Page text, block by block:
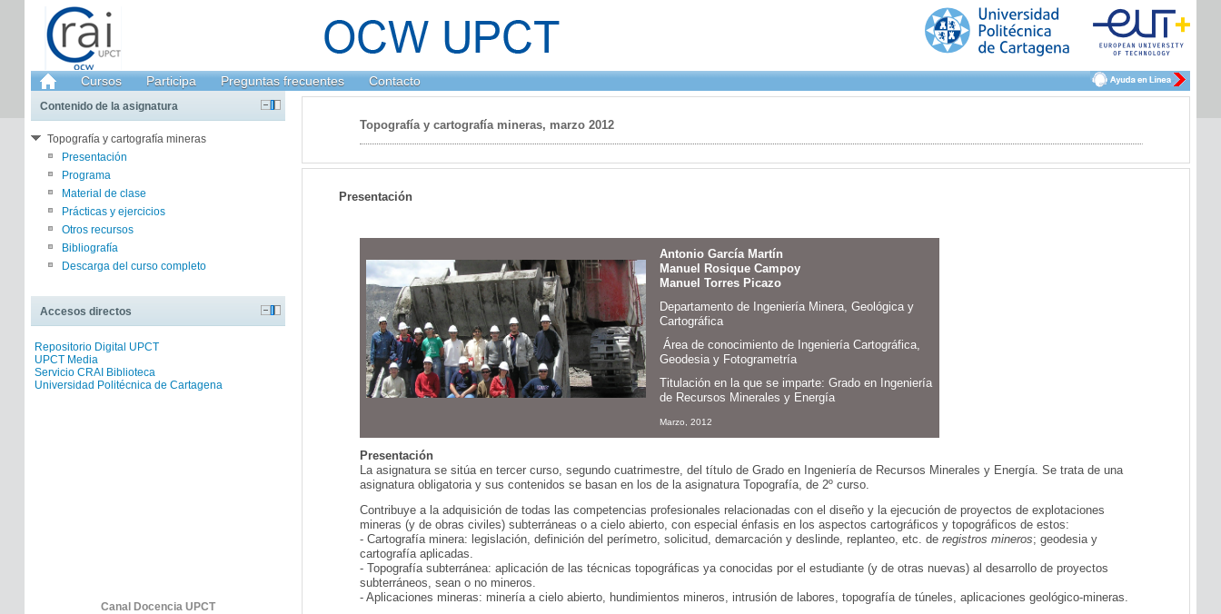
Cursos Participa Preguntas frecuentes Contacto
Topografía y cartografía mineras, marzo 2012
Presentación
Antonio García Martín
Manuel Rosique Campoy
Manuel Torres Picazo
Departamento de Ingeniería Minera, Geológica y
Cartográfica
Área de conocimiento de Ingeniería Cartográfica,
Geodesia y Fotogrametría
Titulación en la que se imparte: Grado en Ingeniería
de Recursos Minerales y Energía
Marzo, 2012
Presentación
La asignatura se sitúa en tercer curso, segundo cuatrimestre, del título de Grado en Ingeniería de Recursos Minerales y Energía. Se trata de una
asignatura obligatoria y sus contenidos se basan en los de la asignatura Topografía, de 2º curso.
Contribuye a la adquisición de todas las competencias profesionales relacionadas con el diseño y la ejecución de proyectos de explotaciones
mineras (y de obras civiles) subterráneas o a cielo abierto, con especial énfasis en los aspectos cartográficos y topográficos de estos:
- Cartografía minera: legislación, definición del perímetro, solicitud, demarcación y deslinde, replanteo, etc. de registros mineros; geodesia y
cartografía aplicadas.
- Topografía subterránea: aplicación de las técnicas topográficas ya conocidas por el estudiante (y de otras nuevas) al desarrollo de proyectos
subterráneos, sean o no mineros.
- Aplicaciones mineras: minería a cielo abierto, hundimientos mineros, intrusión de labores, topografía de túneles, aplicaciones geológico-mineras.
Contenido de la asignatura
Topografía y cartografía mineras
Presentación
Programa
Material de clase
Prácticas y ejercicios
Otros recursos
Bibliografía
Descarga del curso completo
Accesos directos
Repositorio Digital UPCT
UPCT Media
Servicio CRAI Biblioteca
Universidad Politécnica de Cartagena
Canal Docencia UPCT